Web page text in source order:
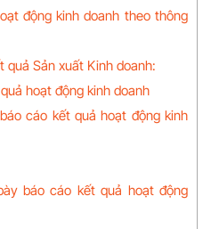
động kinh doanh theo thông
quả Sản xuất Kinh doanh:
hoạt động kinh doanh
cáo kết quả hoạt động kinh
báo cáo kết quả hoạt động